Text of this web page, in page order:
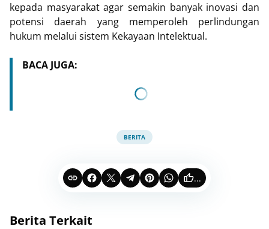
kepada masyarakat agar semakin banyak inovasi dan
potensi daerah yang memperoleh perlindungan
hukum melalui sistem Kekayaan Intelektual.
BACA JUGA:
BERITA
...
Berita Terkait